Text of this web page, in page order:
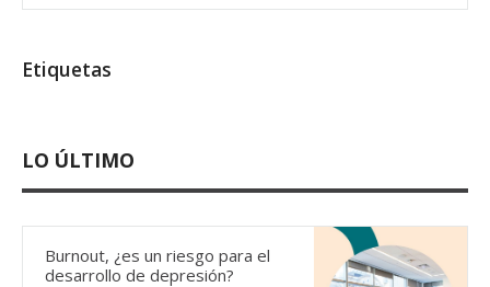
Etiquetas
LO ÚLTIMO
Burnout, ¿es un riesgo para el
desarrollo de depresión?